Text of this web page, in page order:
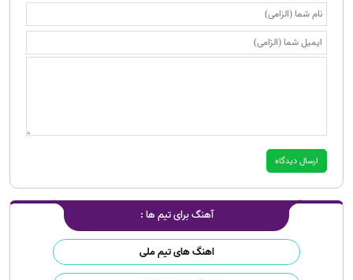
آهنگ برای تیم ها :
اهنگ های تیم ملی